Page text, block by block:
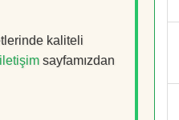
kaliteli
iletişim sayfamızdan